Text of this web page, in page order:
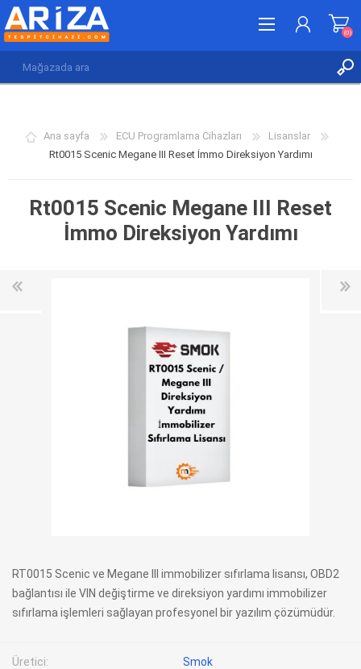
(0)
(0)
Ana sayfa ECU Programlama Cihazları
Lisanslar
Rt0015 Scenic Megane III Reset İmmo Direksiyon Yardımı
Rt0015 Scenic Megane III Reset
İmmo Direksiyon Yardımı
RT0015 Scenic ve Megane III immobilizer sıfırlama lisansı, OBD2
bağlantısı ile VIN değiştirme ve direksiyon yardımı immobilizer
sıfırlama işlemleri sağlayan profesyonel bir yazılım çözümüdür.
Üretici: Smok